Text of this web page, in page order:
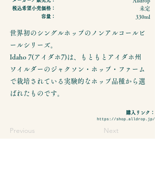
未定
税込希望小売価格：
330ml
容量：
世界初のシングルホップのノンアルコールビ
ールシリーズ。
Idaho 7(アイダホ7)は、もともとアイダホ州
ワイルダーのジャクソン・ホップ・ファーム
で栽培されている実験的なホップ品種から選
ばれたものです。
購入リンク：
https://shop.alldrop.jp/
Previous Next